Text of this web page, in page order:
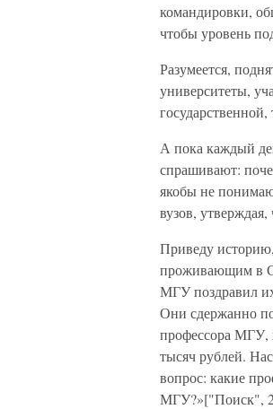
командировки,
чтобы уровень
Разумеется,
университеты,
А пока каждый
спрашивают:
якобы не
вузов, утверждая,
Приведу
проживающим в
МГУ поздравил их
Они сдержанно
профессора МГУ,
тысяч рублей.
вопрос: какие
МГУ?»["Поиск",